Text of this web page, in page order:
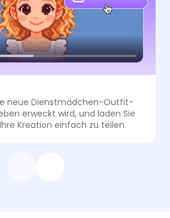
neue Dienstmädchen-Outfit-
erweckt wird, und laden Sie
Kreation einfach zu teilen.